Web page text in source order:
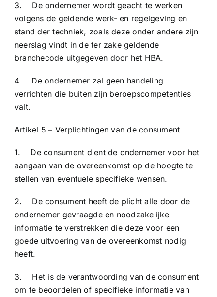
3. De ondernemer wordt geacht te werken
volgens de geldende werk- en regelgeving en
stand der techniek, zoals deze onder andere zijn
neerslag vindt in de ter zake geldende
branchecode uitgegeven door het HBA.
4. De ondernemer zal geen handeling
verrichten die buiten zijn beroepscompetenties
valt.
Artikel 5 – Verplichtingen van de consument
1. De consument dient de ondernemer voor het
aangaan van de overeenkomst op de hoogte te
stellen van eventuele specifieke wensen.
2. De consument heeft de plicht alle door de
ondernemer gevraagde en noodzakelijke
informatie te verstrekken die deze voor een
goede uitvoering van de overeenkomst nodig
heeft.
3. Het is de verantwoording van de consument
om te beoordelen of specifieke informatie van